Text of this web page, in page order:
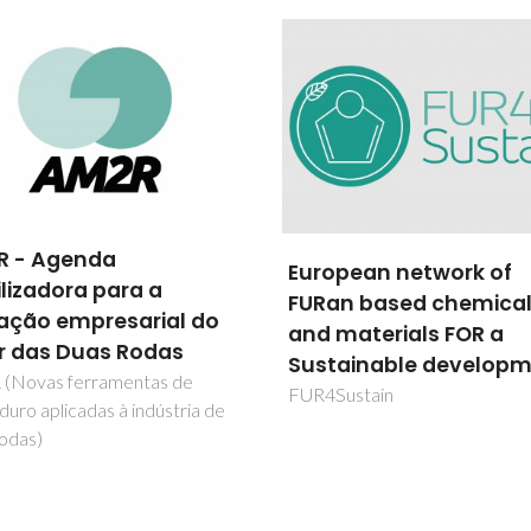
network of
based chemicals
FOR a
development
Aplicação de SAB
constituídos por
iónicos no
desenvolvimento de
diagnósticos de